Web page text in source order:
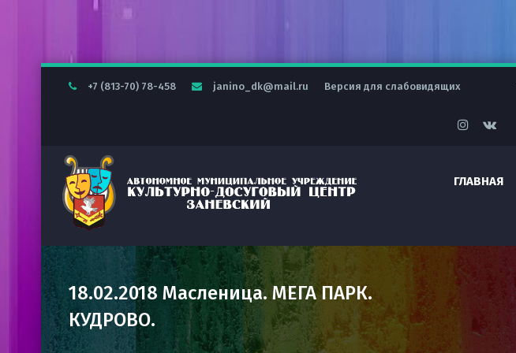
+7 (813-70) 78-458 janino_dk@mail.ru Версия для слабовидящих
ГЛАВНАЯ
18.02.2018 Масленица. МЕГА ПАРК.
КУДРОВО.